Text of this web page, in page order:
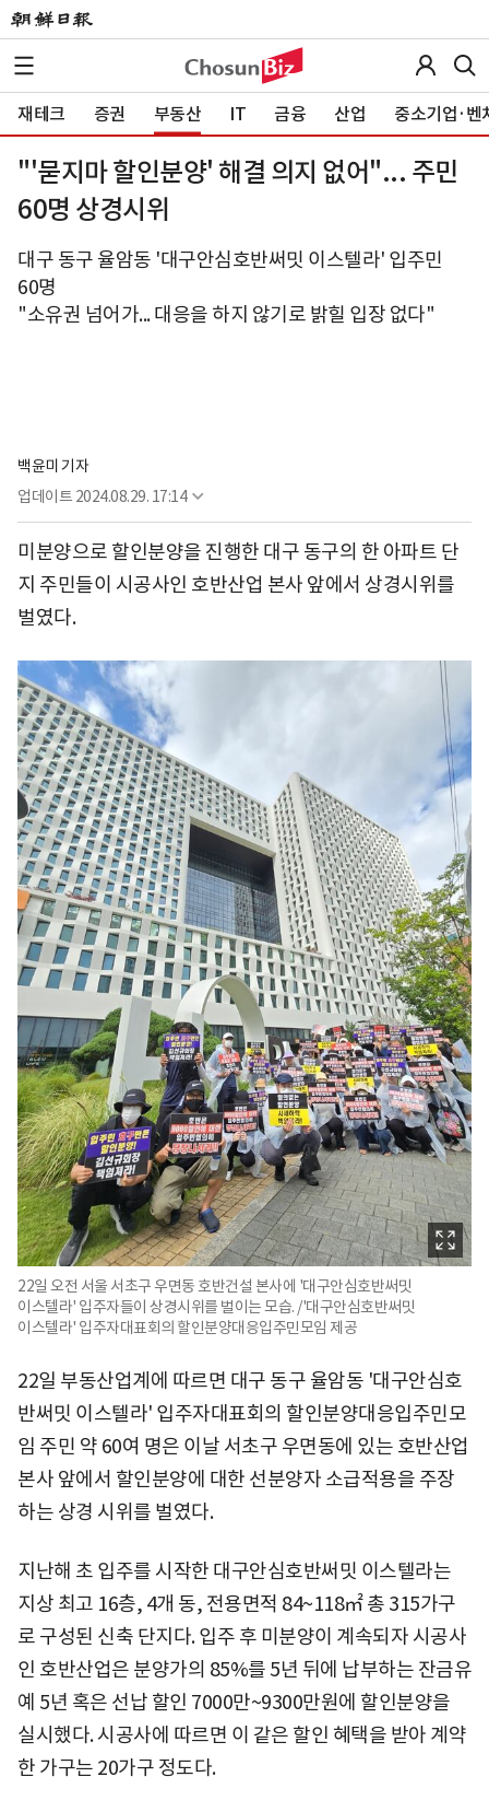
재테크 증권 부동산 IT 금융 산업 중소기업·벤
"'묻지마 할인분양' 해결 의지 없어"... 주민
60명 상경시위
대구 동구 율암동 '대구안심호반써밋 이스텔라' 입주민
60명
"소유권 넘어가... 대응을 하지 않기로 밝힐 입장 없다"
백윤미 기자
업데이트 2024.08.29. 17:14
미분양으로 할인분양을 진행한 대구 동구의 한 아파트 단
지 주민들이 시공사인 호반산업 본사 앞에서 상경시위를
벌였다.
22일 오전 서울 서초구 우면동 호반건설 본사에 '대구안심호반써밋
이스텔라' 입주자들이 상경시위를 벌이는 모습. /'대구안심호반써밋
이스텔라' 입주자대표회의 할인분양대응입주민모임 제공
22일 부동산업계에 따르면 대구 동구 율암동 '대구안심호
반써밋 이스텔라' 입주자대표회의 할인분양대응입주민모
임 주민 약 60여 명은 이날 서초구 우면동에 있는 호반산업
본사 앞에서 할인분양에 대한 선분양자 소급적용을 주장
하는 상경 시위를 벌였다.
지난해 초 입주를 시작한 대구안심호반써밋 이스텔라는
지상 최고 16층, 4개 동, 전용면적 84~118㎡ 총 315가구
로 구성된 신축 단지다. 입주 후 미분양이 계속되자 시공사
인 호반산업은 분양가의 85%를 5년 뒤에 납부하는 잔금유
예 5년 혹은 선납 할인 7000만~9300만원에 할인분양을
실시했다. 시공사에 따르면 이 같은 할인 혜택을 받아 계약
한 가구는 20가구 정도다.